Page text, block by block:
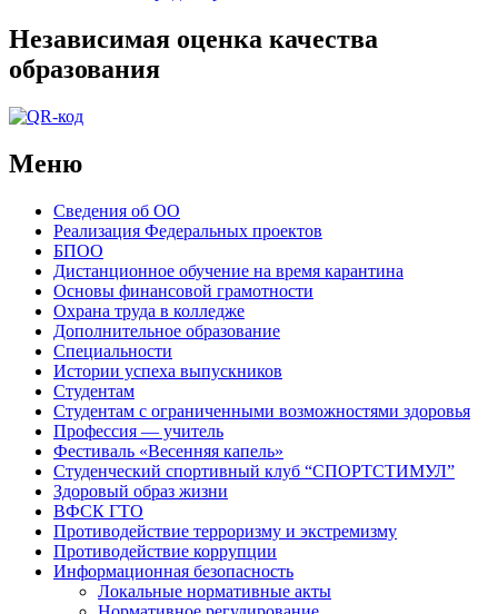
Независимая оценка качества
образования
Меню
Сведения об ОО
Реализация Федеральных проектов
БПОО
Дистанционное обучение на время карантина
Основы финансовой грамотности
Охрана труда в колледже
Дополнительное образование
Специальности
Истории успеха выпускников
Студентам
Студентам с ограниченными возможностями здоровья
Профессия — учитель
Фестиваль «Весенняя капель»
Студенческий спортивный клуб “СПОРТСТИМУЛ”
Здоровый образ жизни
ВФСК ГТО
Противодействие терроризму и экстремизму
Противодействие коррупции
Информационная безопасность
Локальные нормативные акты